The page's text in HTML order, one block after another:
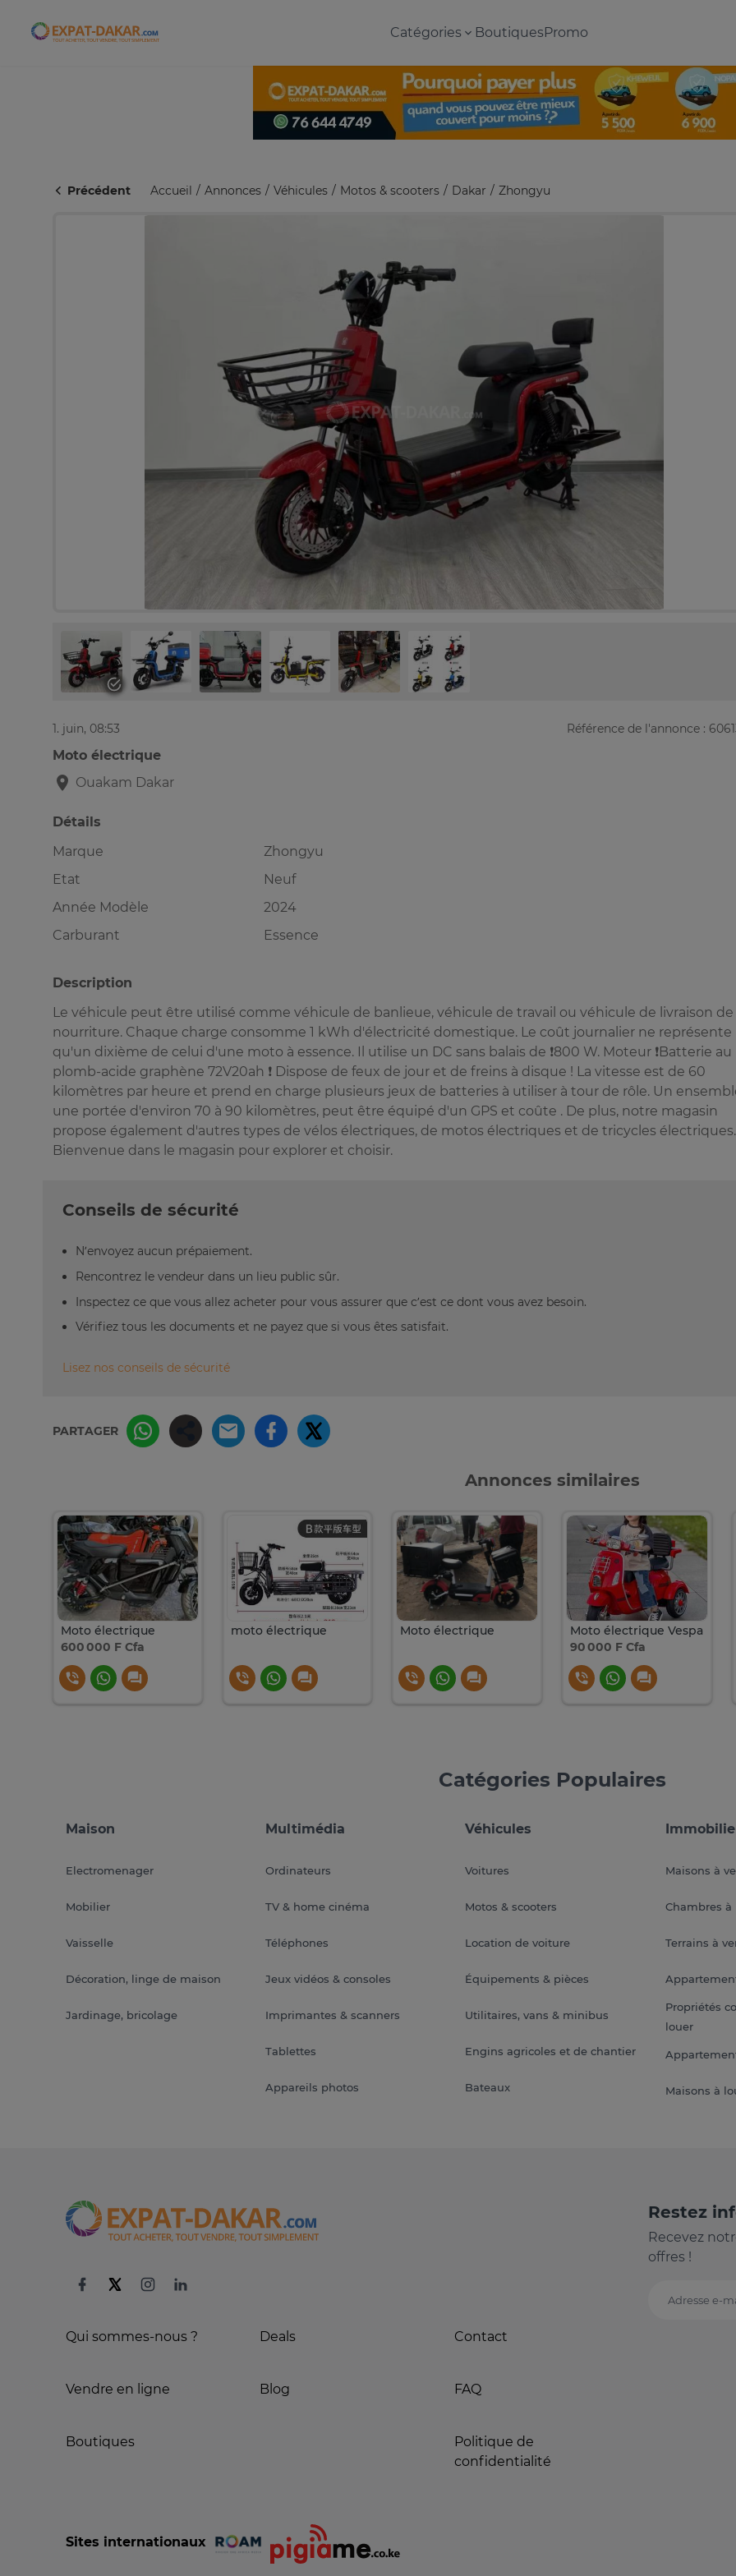
Expat-Dakar Catégories BoutiquesPromo
Précédent Accueil Annonces Véhicules Motos & scooters Dakar Zhongyu
1. juin, 08:53 Référence de l'annonce :
Moto électrique
Ouakam Dakar
Détails
Marque
Zhongyu
Etat
Neuf
Année Modèle
2024
Carburant
Essence
Description
Le véhicule peut être utilisé comme véhicule de banlieue, véhicule de travail ou véhicule de livraison de
nourriture. Chaque charge consomme 1 kWh d'électricité domestique. Le coût journalier ne représente
qu'un dixième de celui d'une moto à essence. Il utilise un DC sans balais de ❗️800 W. Moteur ❗️Batterie au
plomb-acide graphène 72V20ah ❗️ Dispose de feux de jour et de freins à disque ! La vitesse est de 60
kilomètres par heure et prend en charge plusieurs jeux de batteries à utiliser à tour de rôle. Un
une portée d'environ 70 à 90 kilomètres, peut être équipé d'un GPS et coûte . De plus, notre magasin
propose également d'autres types de vélos électriques, de motos électriques et de tricycles électriques.
Bienvenue dans le magasin pour explorer et choisir.
Conseils de sécurité
N’envoyez aucun prépaiement.
Rencontrez le vendeur dans un lieu public sûr.
Inspectez ce que vous allez acheter pour vous assurer que c’est ce dont vous avez besoin.
Vérifiez tous les documents et ne payez que si vous êtes satisfait.
Lisez nos conseils de sécurité
PARTAGER
Annonces similaires
Moto électrique
600 000 F Cfa
moto électrique Moto électrique
Moto électrique Vespa
90 000 F Cfa
Catégories Populaires
Maison
Electromenager
Mobilier
Vaisselle
Décoration, linge de maison
Jardinage, bricolage
Multimédia
Ordinateurs
TV & home cinéma
Téléphones
Jeux vidéos & consoles
Imprimantes & scanners
Tablettes
Appareils photos
Véhicules
Voitures
Motos & scooters
Location de voiture
Équipements & pièces
Utilitaires, vans & minibus
Engins agricoles et de chantier
Bateaux
Maisons à
Chambres à
Terrains à
Propriétés
louer
Maisons à
Qui sommes-nous ?
Vendre en ligne
Boutiques
Deals
Blog
Contact
FAQ
Politique de
confidentialité
Restez
Recevez
offres !
Adresse e-
Sites internationaux